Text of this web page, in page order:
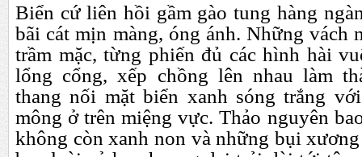
Biển cứ liên hồi gầm gào tung hàng
bãi cát mịn màng, óng ánh. Những vách
trầm mặc, từng phiến đủ các hình hài
lổng cổng, xếp chồng lên nhau làm
thang nối mặt biển xanh sóng trắng
mông ở trên miệng vực. Thảo nguyên
không còn xanh non và những bụi xươ